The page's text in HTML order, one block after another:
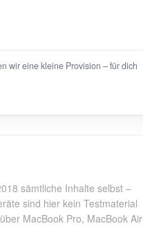
wir eine kleine Provision – für dich
sämtliche Inhalte selbst –
sind hier kein Testmaterial
MacBook Pro, MacBook Air